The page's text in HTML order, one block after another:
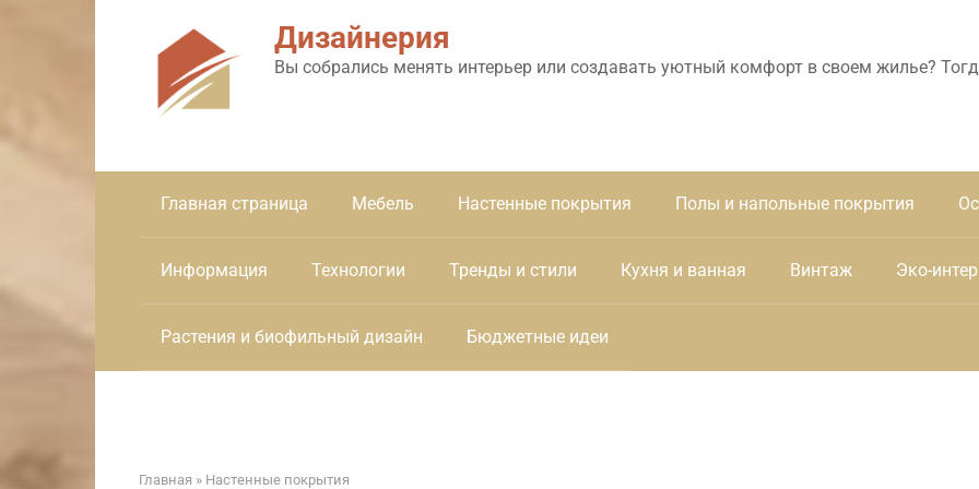
Дизайнерия
Вы собрались менять интерьер или создавать уютный комфорт в своем жилье?
Главная страница Мебель Настенные покрытия Полы и напольные покрытия
Информация Технологии Тренды и стили Кухня и ванная Винтаж Эко-
Растения и биофильный дизайн Бюджетные идеи
Главная » Настенные покрытия